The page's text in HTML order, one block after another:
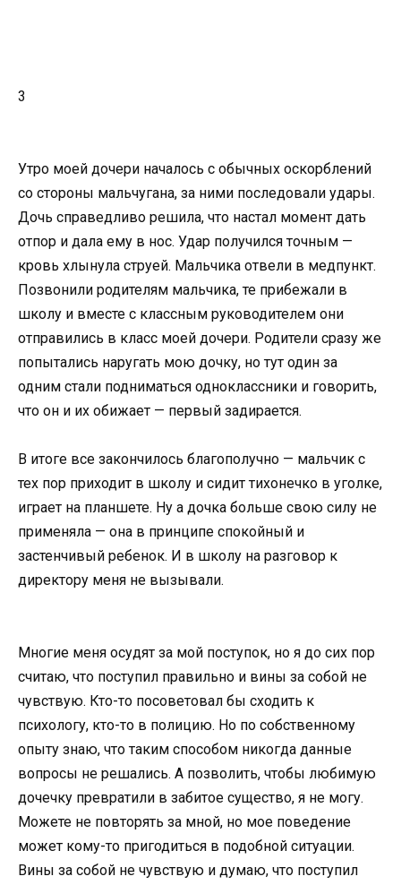
3
Утро моей дочери началось с обычных оскорблений
со стороны мальчугана, за ними последовали удары.
Дочь справедливо решила, что настал момент дать
отпор и дала ему в нос. Удар получился точным —
кровь хлынула струей. Мальчика отвели в медпункт.
Позвонили родителям мальчика, те прибежали в
школу и вместе с классным руководителем они
отправились в класс моей дочери. Родители сразу же
попытались наругать мою дочку, но тут один за
одним стали подниматься одноклассники и говорить,
что он и их обижает — первый задирается.
В итоге все закончилось благополучно — мальчик с
тех пор приходит в школу и сидит тихонечко в уголке,
играет на планшете. Ну а дочка больше свою силу не
применяла — она в принципе спокойный и
застенчивый ребенок. И в школу на разговор к
директору меня не вызывали.
Многие меня осудят за мой поступок, но я до сих пор
считаю, что поступил правильно и вины за собой не
чувствую. Кто-то посоветовал бы сходить к
психологу, кто-то в полицию. Но по собственному
опыту знаю, что таким способом никогда данные
вопросы не решались. А позволить, чтобы любимую
дочечку превратили в забитое существо, я не могу.
Можете не повторять за мной, но мое поведение
может кому-то пригодиться в подобной ситуации.
Вины за собой не чувствую и думаю, что поступил